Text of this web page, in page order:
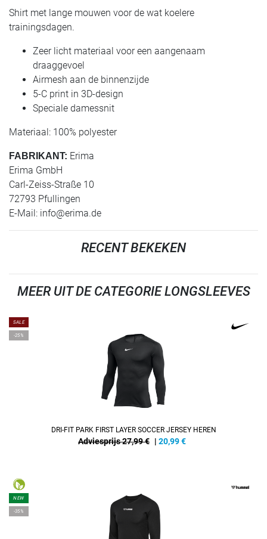
Shirt met lange mouwen voor de wat koelere
trainingsdagen.
Zeer licht materiaal voor een aangenaam
draaggevoel
Airmesh aan de binnenzijde
5-C print in 3D-design
Speciale damessnit
Materiaal: 100% polyester
FABRIKANT: Erima
Erima GmbH
Carl-Zeiss-Straße 10
72793 Pfullingen
E-Mail: info@erima.de
RECENT BEKEKEN
MEER UIT DE CATEGORIE LONGSLEEVES
SALE
-25%
DRI-FIT PARK FIRST LAYER SOCCER JERSEY HEREN
Adviesprijs 27,99 € | 20,99€
NEW
-35%